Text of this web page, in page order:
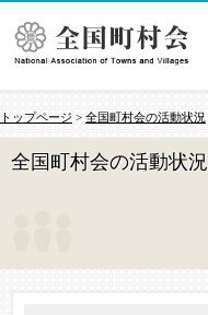
トップページ > 全国町村会の活動状況
全国町村会の活動状況